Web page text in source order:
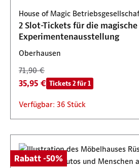
House of Magic
2 Slot-Tickets für die magische
Experimentenausstellung
Oberhausen
71,90 €
35,95 € Tickets 2 für 1
Verfügbar: 36 Stück
Rabatt -50%